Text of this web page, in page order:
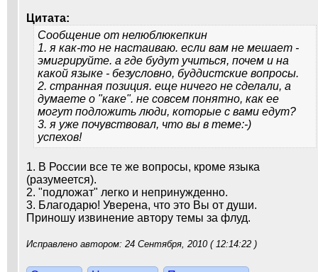
Цитата:
Сообщение от нелюблюкепкин
1. я как-то не настаиваю. если вам не мешает -
эмигрируйте. а где будут учиться, почем и на
какой языке - безусловно, буддистские вопросы.
2. странная позиция. еще ничего не сделали, а
думаете о "каке". не совсем понятно, как ее
могут подложить люди, которые с вами едут?
3. я уже почувствовал, что вы в теме:-)
успехов!
1. В России все те же вопросы, кроме языка
(разумеется).
2. "подложат" легко и непринужденно.
3. Благодарю! Уверена, что это Вы от души.
Приношу извинение автору темы за флуд.
Исправлено автором: 24 Сентября, 2010 ( 12:14:22 )